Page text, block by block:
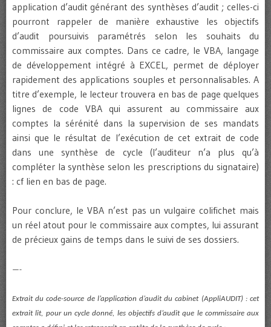
application d’audit générant des synthèses d’audit ; celles-ci
pourront rappeler de manière exhaustive les objectifs
d’audit poursuivis paramétrés selon les souhaits du
commissaire aux comptes. Dans ce cadre, le VBA, langage
de développement intégré à EXCEL, permet de déployer
rapidement des applications souples et personnalisables. A
titre d’exemple, le lecteur trouvera en bas de page quelques
lignes de code VBA qui assurent au commissaire aux
comptes la sérénité dans la supervision de ses mandats
ainsi que le résultat de l’exécution de cet extrait de code
dans une synthèse de cycle (l’auditeur n’a plus qu’à
compléter la synthèse selon les prescriptions du signataire)
: cf lien en bas de page.
Pour conclure, le VBA n’est pas un vulgaire colifichet mais
un réel atout pour le commissaire aux comptes, lui assurant
de précieux gains de temps dans le suivi de ses dossiers.
—-
Extrait du code-source de l’application d’audit du cabinet (AppliAUDIT) : cet
extrait lit, pour un cycle donné, les objectifs d’audit que le commissaire aux